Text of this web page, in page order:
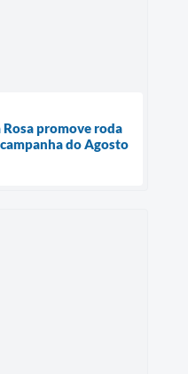
Rosa promove roda
do Agosto